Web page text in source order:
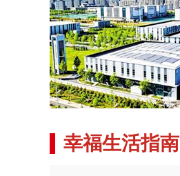
幸福生活指南